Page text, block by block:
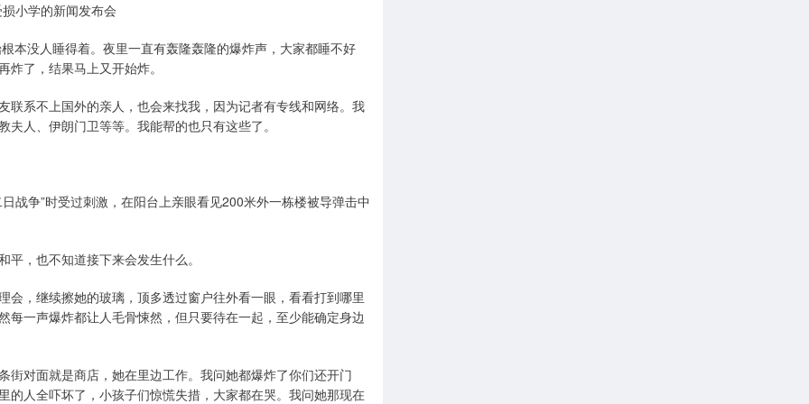
小学的新闻发布会
本没人睡得着。夜里一直有轰隆轰隆的爆炸声，大家都睡不好
了，结果马上又开始炸。
系不上国外的亲人，也会来找我，因为记者有专线和网络。我
人、伊朗门卫等等。我能帮的也只有这些了。
战争”时受过刺激，在阳台上亲眼看见200米外一栋楼被导弹击中
，也不知道接下来会发生什么。
，继续擦她的玻璃，顶多透过窗户往外看一眼，看看打到哪里
一声爆炸都让人毛骨悚然，但只要待在一起，至少能确定身边
对面就是商店，她在里边工作。我问她都爆炸了你们还开门
人全吓坏了，小孩子们惊慌失措，大家都在哭。我问她那现在